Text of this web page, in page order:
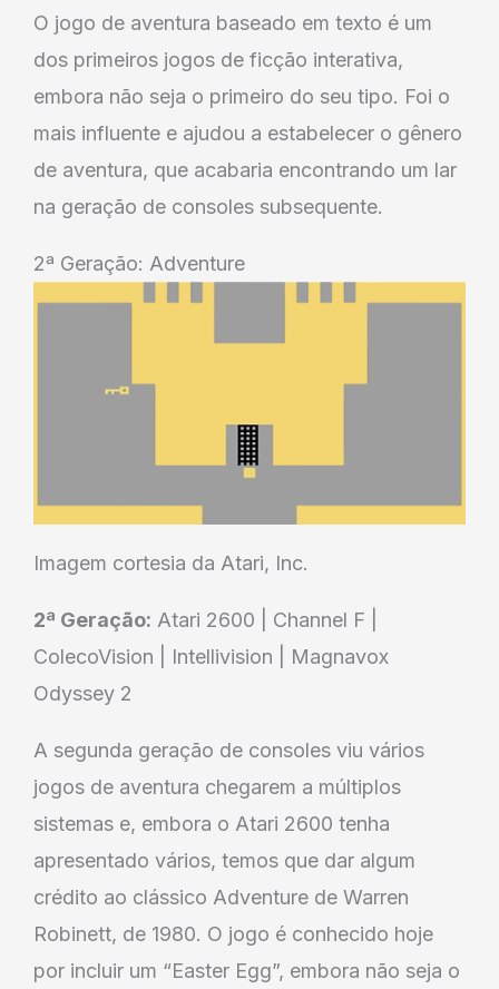
O jogo de aventura baseado em texto é um
dos primeiros jogos de ficção interativa,
embora não seja o primeiro do seu tipo. Foi o
mais influente e ajudou a estabelecer o gênero
de aventura, que acabaria encontrando um lar
na geração de consoles subsequente.
2ª Geração: Adventure
Imagem cortesia da Atari, Inc.
2ª Geração: Atari 2600 | Channel F |
ColecoVision | Intellivision | Magnavox
Odyssey 2
A segunda geração de consoles viu vários
jogos de aventura chegarem a múltiplos
sistemas e, embora o Atari 2600 tenha
apresentado vários, temos que dar algum
crédito ao clássico Adventure de Warren
Robinett, de 1980. O jogo é conhecido hoje
por incluir um “Easter Egg”, embora não seja o